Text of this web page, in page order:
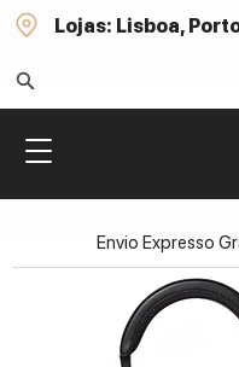
Lojas: Lisboa,
Envio Expresso